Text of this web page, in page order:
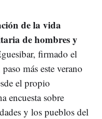
de la vida
de hombres y
firmado el
más este verano
el propio
encuesta sobre
y los pueblos del